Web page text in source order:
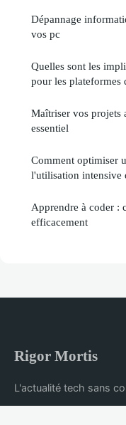
Dépannage
vos pc
Quelles sont les
pour les plateformes
Maîtriser vos projets
essentiel
Comment optimiser
l'utilisation intensive
Apprendre à coder :
efficacement
Rigor Mortis
L'actualité tech sans